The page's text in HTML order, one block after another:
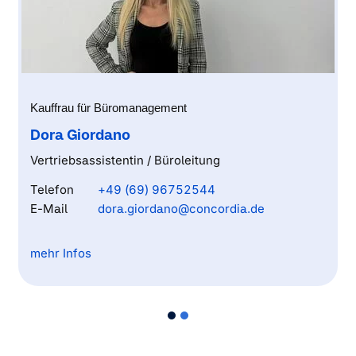
Kauffrau für Büromanagement
Dora Giordano
Vertriebsassistentin / Büroleitung
Telefon
+49 (69) 96752544
E-Mail
dora.giordano@concordia.de
Als Quereinsteigerin im Versicherungsbereich bringe ich
Kundenservice. In meiner Funktion als
mehr Infos